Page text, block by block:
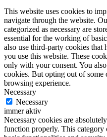
This website uses cookies to
navigate through the website.
categorized as necessary are
essential for the working of
also use third-party cookies that
you use this website. These
only with your consent. You
cookies. But opting out of some
browsing experience.
Necessary
Necessary
immer aktiv
Necessary cookies are
function properly. This category